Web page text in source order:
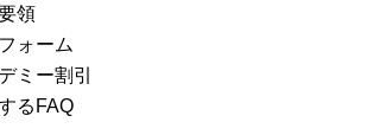
領
ォーム
ミー割引
るFAQ